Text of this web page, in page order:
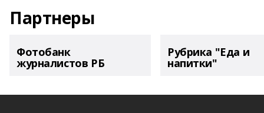
Партнеры
Фотобанк
журналистов РБ
Рубрика "Еда и
напитки"